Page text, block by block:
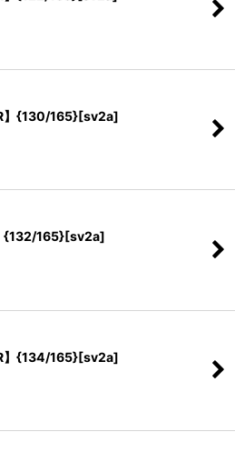
】{130/165}[sv2a]
{132/165}[sv2a]
】{134/165}[sv2a]